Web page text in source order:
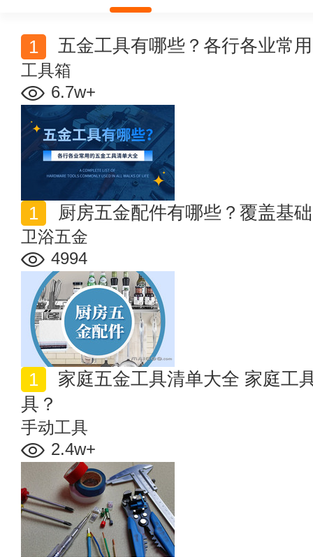
五金工具有哪些？各行各业常
工具箱
6.7w+
厨房五金配件有哪些？覆盖基
卫浴五金
4994
具？
手动工具
2.4w+